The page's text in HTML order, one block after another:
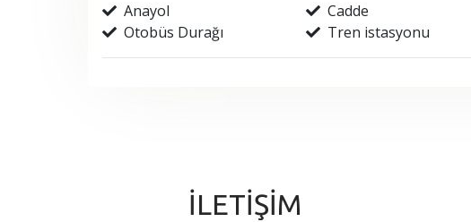
Anayol Cadde
Otobüs Durağı
Tren istasyonu
İLETİŞİM